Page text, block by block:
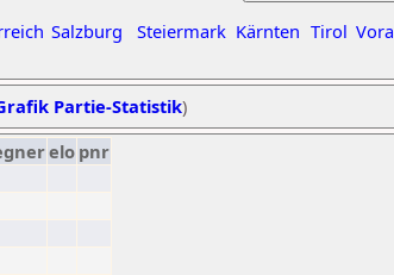
Salzburg Steiermark Kärnten Tirol
Partie-Statistik)
elo pnr